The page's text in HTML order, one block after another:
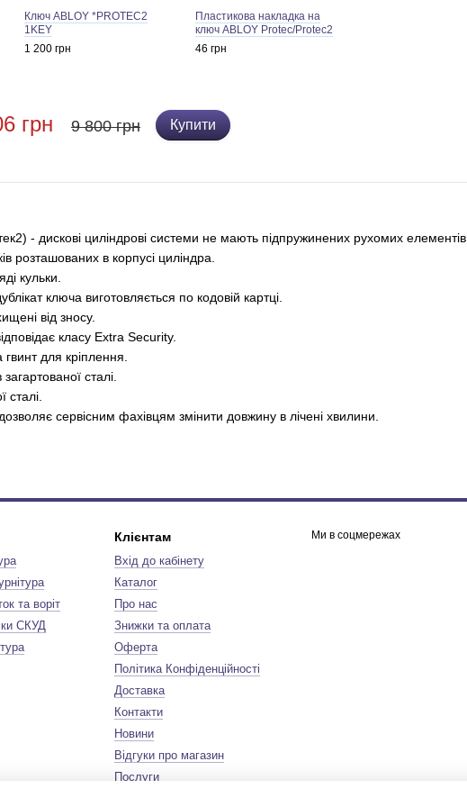
Ключ ABLOY *PROTEC2
1KEY
1 200 грн
Пластикова накладка на
ключ ABLOY Protec/Protec2
46 грн
грн 9 800 грн Купити
- дискові циліндрові системи не мають підпружинених рухомих елементів.
розташованих в корпусі циліндра.
кульки.
ключа виготовляється по кодовій картці.
від зносу.
класу Extra Security.
для кріплення.
сталі.
сервісним фахівцям змінити довжину в лічені хвилини.
та воріт
СКУД
Клієнтам
Вхід до кабінету
Каталог
Про нас
Знижки та оплата
Оферта
Політика Конфіденційності
Доставка
Контакти
Новини
Відгуки про магазин
Послуги
Ми в соцмережах